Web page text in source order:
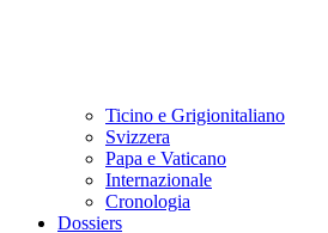
Ticino e Grigionitaliano
Svizzera
Papa e Vaticano
Internazionale
Cronologia
Dossiers